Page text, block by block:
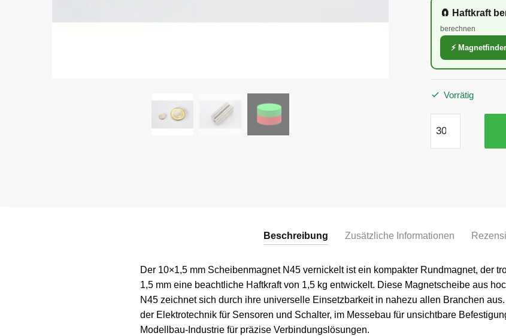
🧲 Haftkraft
berechnen
⚡ Magnetfinder
Vorrätig
mm
Beschreibung Zusätzliche Informationen
Der 10×1,5 mm Scheibenmagnet N45 vernickelt ist ein kompakter Rundmagnet, der
1,5 mm eine beachtliche Haftkraft von 1,5 kg entwickelt. Diese Magnetscheibe aus
N45 zeichnet sich durch ihre universelle Einsetzbarkeit in nahezu allen Branchen
der Elektrotechnik für Sensoren und Schalter, im Messebau für unsichtbare
Modellbau-Industrie für präzise Verbindungslösungen.